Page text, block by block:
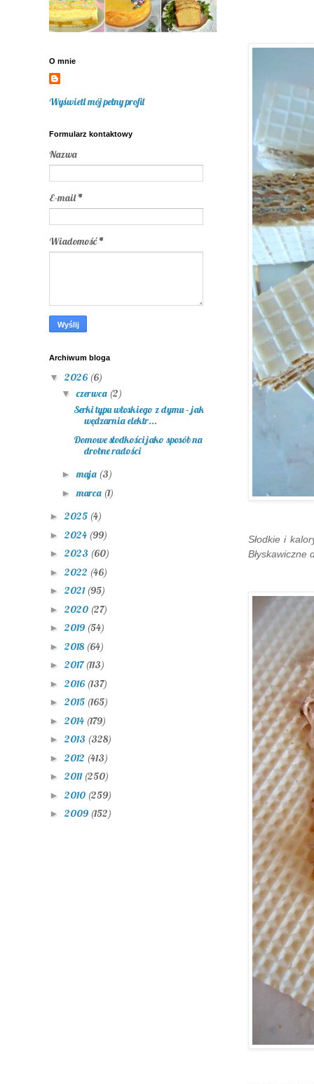
Słodkie i
Błyskawiczne
O mnie
Wyświetl mój pełny profil
Formularz kontaktowy
Nazwa
E-mail*
Wiadomość*
Archiwum bloga
▼ 2026 (6)
▼czerwca (2)
Serki typu włoskiego z dymu – jak
wędzarnia elektr...
Domowe słodkości jako sposób na
drobne radości
►maja (3)
► marca (1)
► 2025 (4)
► 2024 (99)
► 2023 (60)
► 2022 (46)
► 2021 (95)
► 2020 (27)
► 2019 (54)
► 2018 (64)
► 2017(113)
► 2016 (137)
► 2015 (165)
► 2014 (179)
► 2013 (328)
► 2012 (413)
► 2011 (250)
► 2010 (259)
► 2009 (152)